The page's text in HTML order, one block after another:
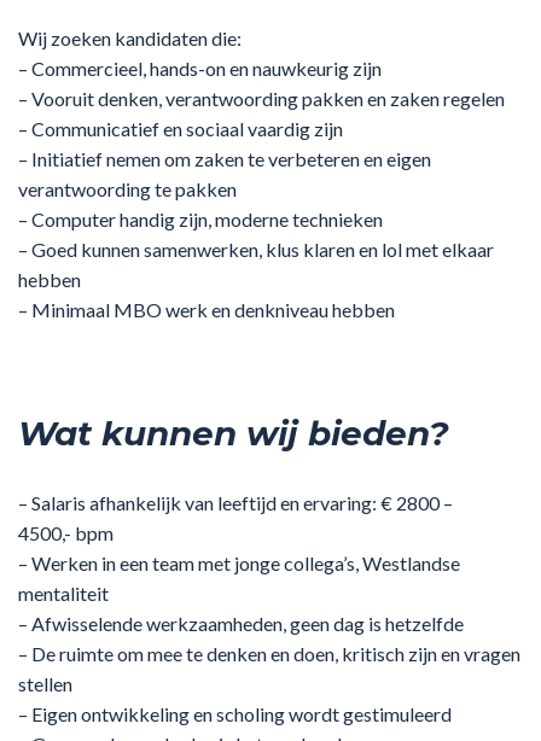
Wij zoeken kandidaten die:
– Commercieel, hands-on en nauwkeurig zijn
– Vooruit denken, verantwoording pakken en zaken regelen
– Communicatief en sociaal vaardig zijn
– Initiatief nemen om zaken te verbeteren en eigen
verantwoording te pakken
– Computer handig zijn, moderne technieken
– Goed kunnen samenwerken, klus klaren en lol met elkaar
hebben
– Minimaal MBO werk en denkniveau hebben
Wat kunnen wij bieden?
– Salaris afhankelijk van leeftijd en ervaring: € 2800 –
4500,- bpm
– Werken in een team met jonge collega’s, Westlandse
mentaliteit
– Afwisselende werkzaamheden, geen dag is hetzelfde
– De ruimte om mee te denken en doen, kritisch zijn en vragen
stellen
– Eigen ontwikkeling en scholing wordt gestimuleerd